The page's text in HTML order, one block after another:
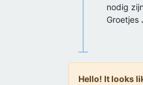
nodig
Groetjes
Hello! It looks